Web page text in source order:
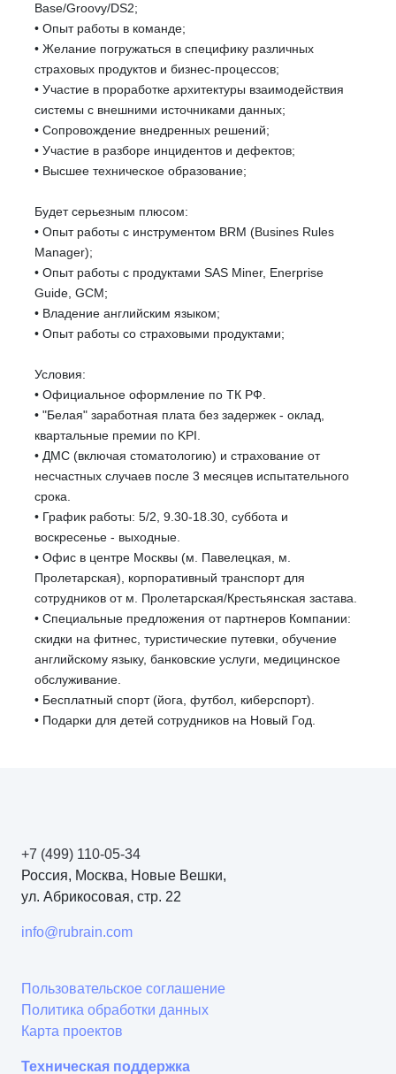
Base/Groovy/DS2;
• Опыт работы в команде;
• Желание погружаться в специфику различных
страховых продуктов и бизнес-процессов;
• Участие в проработке архитектуры взаимодействия
системы с внешними источниками данных;
• Сопровождение внедренных решений;
• Участие в разборе инцидентов и дефектов;
• Высшее техническое образование;
Будет серьезным плюсом:
• Опыт работы с инструментом BRM (Busines Rules
Manager);
• Опыт работы с продуктами SAS Miner, Enerprise
Guide, GCM;
• Владение английским языком;
• Опыт работы со страховыми продуктами;
Условия:
• Официальное оформление по ТК РФ.
• "Белая" заработная плата без задержек - оклад,
квартальные премии по KPI.
• ДМС (включая стоматологию) и страхование от
несчастных случаев после 3 месяцев испытательного
срока.
• График работы: 5/2, 9.30-18.30, суббота и
воскресенье - выходные.
• Офис в центре Москвы (м. Павелецкая, м.
Пролетарская), корпоративный транспорт для
сотрудников от м. Пролетарская/Крестьянская застава.
• Специальные предложения от партнеров Компании:
скидки на фитнес, туристические путевки, обучение
английскому языку, банковские услуги, медицинское
обслуживание.
• Бесплатный спорт (йога, футбол, киберспорт).
• Подарки для детей сотрудников на Новый Год.
+7 (499) 110-05-34
Россия, Москва, Новые Вешки,
ул. Абрикосовая, стр. 22
info@rubrain.com
Пользовательское соглашение
Политика обработки данных
Карта проектов
Техническая поддержка